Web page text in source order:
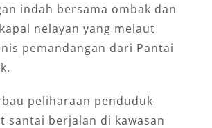
indah bersama ombak dan
nelayan yang melaut
pemandangan dari Pantai
peliharaan penduduk
santai berjalan di kawasan